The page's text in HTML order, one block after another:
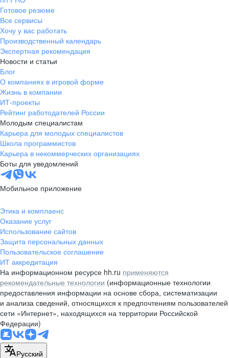
Готовое резюме
Все сервисы
Хочу у вас работать
Производственный календарь
Экспертная рекомендация
Новости и статьи
Блог
О компаниях в игровой форме
Жизнь в компании
ИТ-проекты
Рейтинг работодателей России
Молодым специалистам
Карьера для молодых специалистов
Школа программистов
Карьера в некоммерческих организациях
Боты для уведомлений
Мобильное приложение
Этика и комплаенс
Оказание услуг
Использование сайтов
Защита персональных данных
Пользовательское соглашение
ИТ аккредитация
На информационном ресурсе hh.ru применяются
рекомендательные технологии (информационные технологии
предоставления информации на основе сбора, систематизации
и анализа сведений, относящихся к предпочтениям пользователей
сети «Интернет», находящихся на территории Российской
Федерации)
Русский